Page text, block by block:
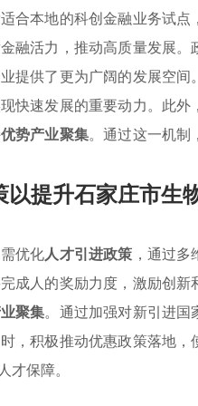
合本地的科创金融业务试
融活力，推动高质量发展
提供了更为广阔的发展空
快速发展的重要动力。此
优势产业聚集。通过这一机制
提升石家庄市生
优化人才引进政策 ，通过
成人的奖励力度，激励创
聚集。通过加强对新引进
，积极推动优惠政策落地
才保障。